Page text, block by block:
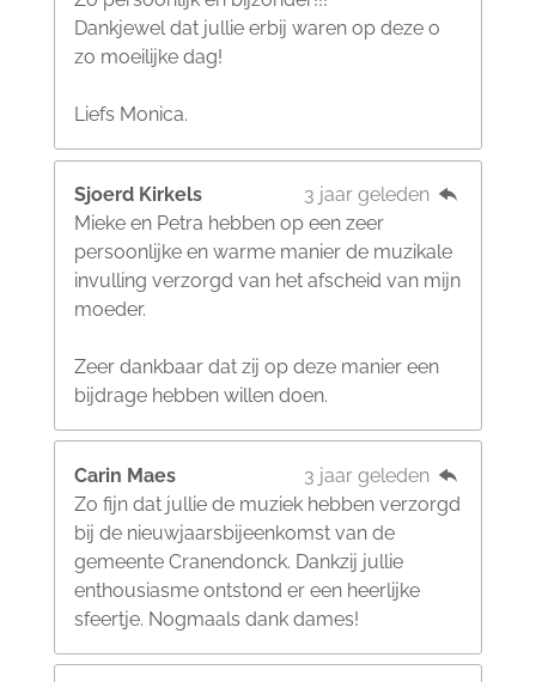
Dankjewel dat jullie erbij waren op deze o
zo moeilijke dag!
Liefs Monica.
Sjoerd Kirkels
3 jaar geleden
Mieke en Petra hebben op een zeer
persoonlijke en warme manier de muzikale
invulling verzorgd van het afscheid van mijn
moeder.
Zeer dankbaar dat zij op deze manier een
bijdrage hebben willen doen.
Carin Maes
3 jaar geleden
Zo fijn dat jullie de muziek hebben verzorgd
bij de nieuwjaarsbijeenkomst van de
gemeente Cranendonck. Dankzij jullie
enthousiasme ontstond er een heerlijke
sfeertje. Nogmaals dank dames!